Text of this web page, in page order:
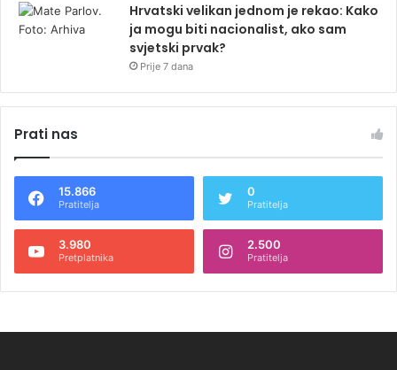
Hrvatski velikan jednom je rekao: Kako
ja mogu biti nacionalist, ako sam
svjetski prvak?
Prije 7 dana
Prati nas
15.866
Pratitelja
0
Pratitelja
3.980
Pretplatnika
2.500
Pratitelja